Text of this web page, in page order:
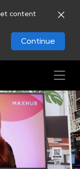
content
Continue